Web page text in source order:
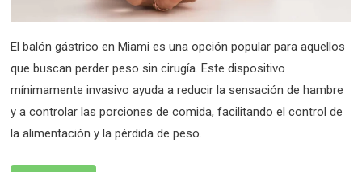
El balón gástrico en Miami es una opción popular para aquellos
que buscan perder peso sin cirugía. Este dispositivo
mínimamente invasivo ayuda a reducir la sensación de hambre
y a controlar las porciones de comida, facilitando el control de
la alimentación y la pérdida de peso.